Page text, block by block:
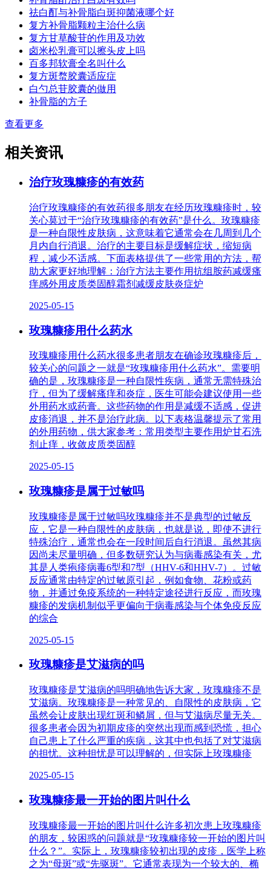
祛白酊与补骨脂白斑抑菌液哪个好
复方补骨脂颗粒主治什么病
复方甘草酸苷的作用及功效
卤米松乳膏可以擦头皮上吗
百多邦软膏全名叫什么
复方斑蝥胶囊适应症
白勺总苷胶囊的做用
补骨脂的方子
查看更多
相关资讯
治疗玫瑰糠疹的有效药
治疗玫瑰糠疹的有效药很多朋友在经历玫瑰糠疹时，较
关心莫过于“治疗玫瑰糠疹的有效药”是什么。玫瑰糠疹
是一种自限性皮肤病，这意味着它通常会在几周到几个
月内自行消退。治疗的主要目标是缓解症状，缩短病
程，减少不适感。下面表格提供了一些常用的方法，帮
助大家更好地理解：治疗方法主要作用抗组胺药减缓瘙
痒感外用皮质类固醇霜剂减缓皮肤炎症炉
2025-05-15
玫瑰糠疹用什么药水
玫瑰糠疹用什么药水很多患者朋友在确诊玫瑰糠疹后，
较关心的问题之一就是“玫瑰糠疹用什么药水”。需要明
确的是，玫瑰糠疹是一种自限性疾病，通常无需特殊治
疗，但为了缓解瘙痒和炎症，医生可能会建议使用一些
外用药水或药膏。这些药物的作用是减缓不适感，促进
皮疹消退，并不是治疗此病。以下表格温馨提示了常用
的外用药物，供大家参考：常用类型主要作用炉甘石洗
剂止痒，收敛皮质类固醇
2025-05-15
玫瑰糠疹是属于过敏吗
玫瑰糠疹是属于过敏吗玫瑰糠疹并不是典型的过敏反
应，它是一种自限性的皮肤病，也就是说，即使不进行
特殊治疗，通常也会在一段时间后自行消退。虽然其病
因尚未尽量明确，但多数研究认为与病毒感染有关，尤
其是人类疱疹病毒6型和7型（HHV-6和HHV-7）。过敏
反应通常由特定的过敏原引起，例如食物、花粉或药
物，并通过免疫系统的一种特定途径进行反应，而玫瑰
糠疹的发病机制似乎更偏向于病毒感染与个体免疫反应
的综合
2025-05-15
玫瑰糠疹是艾滋病的吗
玫瑰糠疹是艾滋病的吗明确地告诉大家，玫瑰糠疹不是
艾滋病。玫瑰糠疹是一种常见的、自限性的皮肤病，它
虽然会让皮肤出现红斑和鳞屑，但与艾滋病尽量无关。
很多患者会因为初期皮疹的突然出现而感到恐慌，担心
自己患上了什么严重的疾病，这其中也包括了对艾滋病
的担忧。这种担忧是可以理解的，但实际上玫瑰糠疹
2025-05-15
玫瑰糠疹最一开始的图片叫什么
玫瑰糠疹最一开始的图片叫什么许多初次患上玫瑰糠疹
的朋友，较困惑的问题就是“玫瑰糠疹较一开始的图片叫
什么？”。实际上，玫瑰糠疹较初出现的皮疹，医学上称
之为“母斑”或“先驱斑”。它通常表现为一个较大的、椭